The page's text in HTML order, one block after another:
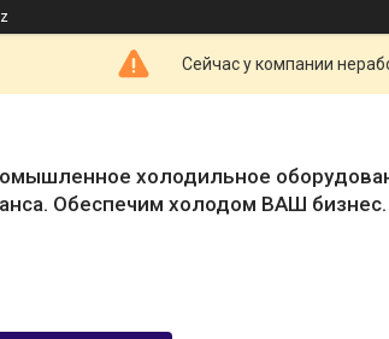
Сейчас у компании
холодильное
Обеспечим холодом ВАШ бизнес.